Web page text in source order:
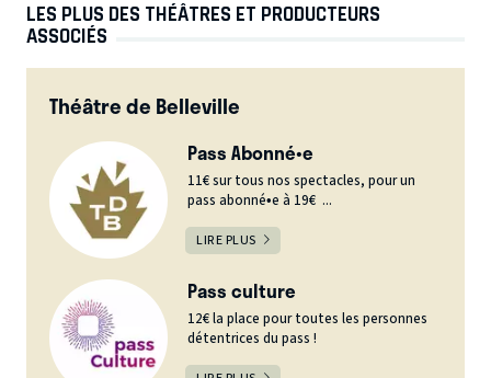
LES PLUS DES THÉÂTRES ET PRODUCTEURS
ASSOCIÉS
Théâtre de Belleville
Pass Abonné•e
11€ sur tous nos spectacles, pour un
pass abonné•e à 19€ ...
LIRE PLUS
Pass culture
12€ la place pour toutes les personnes
détentrices du pass !